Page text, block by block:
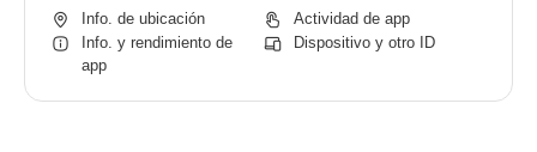
Info. de ubicación
Actividad de app
Info. y rendimiento de
app
Dispositivo y otro ID